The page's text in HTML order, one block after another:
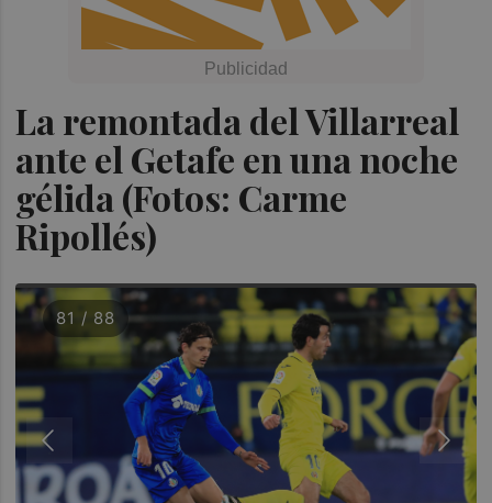
La remontada del Villarreal
ante el Getafe en una noche
gélida (Fotos: Carme
Ripollés)
81 / 88